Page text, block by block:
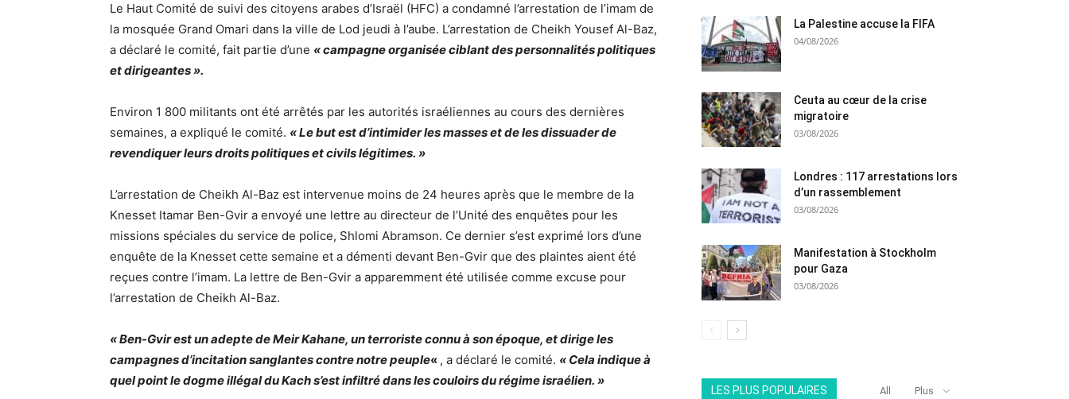
Le Haut Comité de suivi des citoyens arabes d’Israël (HFC) a condamné l’arrestation de l’imam de
la mosquée Grand Omari dans la ville de Lod jeudi à l’aube. L’arrestation de Cheikh Yousef Al-Baz,
a déclaré le comité, fait partie d’une « campagne organisée ciblant des personnalités politiques
et dirigeantes ».
Environ 1 800 militants ont été arrêtés par les autorités israéliennes au cours des dernières
semaines, a expliqué le comité. « Le but est d’intimider les masses et de les dissuader de
revendiquer leurs droits politiques et civils légitimes. »
L’arrestation de Cheikh Al-Baz est intervenue moins de 24 heures après que le membre de la
Knesset Itamar Ben-Gvir a envoyé une lettre au directeur de l’Unité des enquêtes pour les
missions spéciales du service de police, Shlomi Abramson. Ce dernier s’est exprimé lors d’une
enquête de la Knesset cette semaine et a démenti devant Ben-Gvir que des plaintes aient été
reçues contre l’imam. La lettre de Ben-Gvir a apparemment été utilisée comme excuse pour
l’arrestation de Cheikh Al-Baz.
« Ben-Gvir est un adepte de Meir Kahane, un terroriste connu à son époque, et dirige les
campagnes d’incitation sanglantes contre notre peuple« , a déclaré le comité. « Cela indique à
quel point le dogme illégal du Kach s’est infiltré dans les couloirs du régime israélien. »
La Palestine accuse la FIFA
04/08/2026
Ceuta au cœur de la crise
migratoire
03/08/2026
Londres : 117 arrestations lors
d’un rassemblement
03/08/2026
Manifestation à Stockholm
pour Gaza
03/08/2026
LES PLUS POPULAIRES All Plus